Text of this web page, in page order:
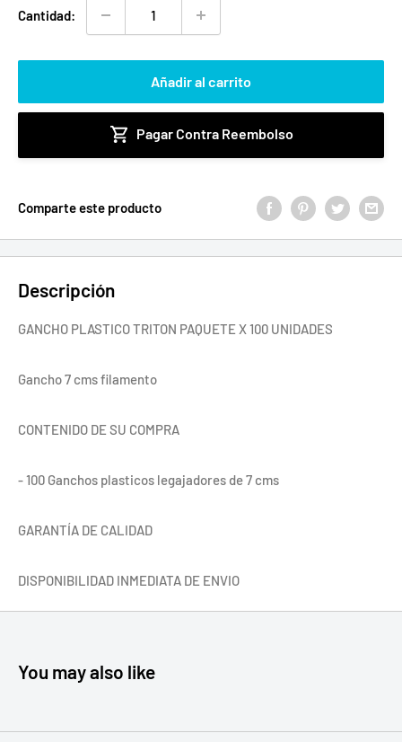
Cantidad:
Añadir al carrito
Pagar Contra Reembolso
Comparte este producto
Descripción
GANCHO PLASTICO TRITON PAQUETE X 100 UNIDADES
Gancho 7 cms filamento
CONTENIDO DE SU COMPRA
- 100 Ganchos plasticos legajadores de 7 cms
GARANTÍA DE CALIDAD
DISPONIBILIDAD INMEDIATA DE ENVIO
You may also like